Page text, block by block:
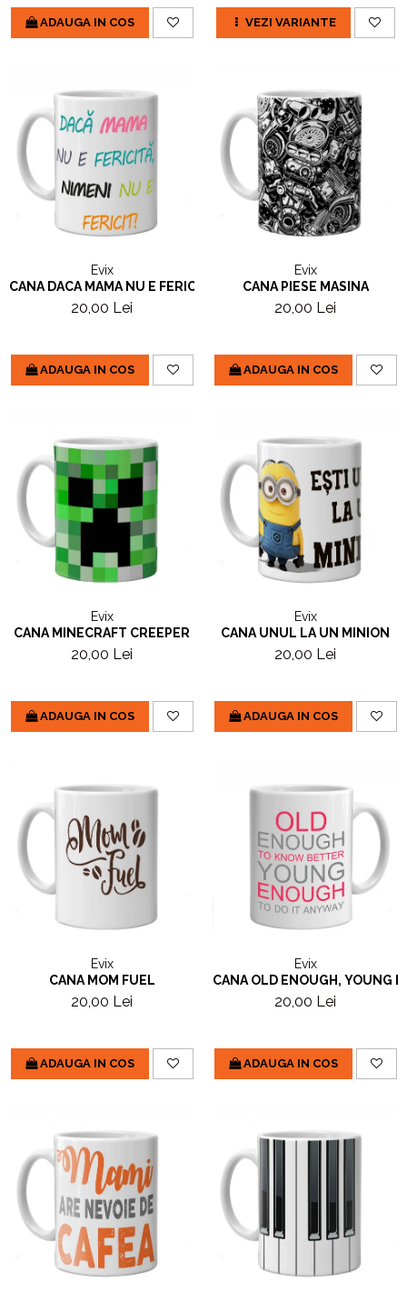
ADAUGA IN COS VEZI VARIANTE
Evix
CANA DACA MAMA NU E FERICITA
20,00 Lei
ADAUGA IN COS
Evix
CANA PIESE MASINA
20,00 Lei
ADAUGA IN COS
Evix
CANA MINECRAFT CREEPER
20,00 Lei
ADAUGA IN COS
Evix
CANA UNUL LA UN MINION
20,00 Lei
ADAUGA IN COS
Evix
CANA MOM FUEL
20,00 Lei
ADAUGA IN COS
Evix
CANA OLD ENOUGH, YOUNG
20,00 Lei
ADAUGA IN COS